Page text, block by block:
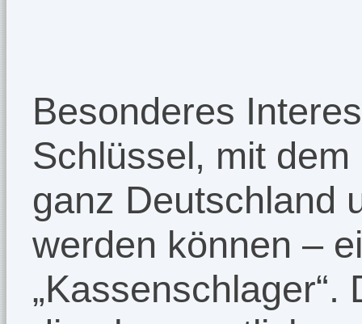
Besonderes
Schlüssel, mit
ganz Deutschland
werden können –